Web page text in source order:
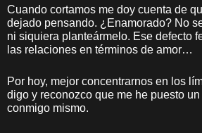
Cuando cortamos me doy cuenta de
dejado pensando. ¿Enamorado? No
ni siquiera planteármelo. Ese defecto
las relaciones en términos de amor…
Por hoy, mejor concentrarnos en los
digo y reconozco que me he puesto
conmigo mismo.